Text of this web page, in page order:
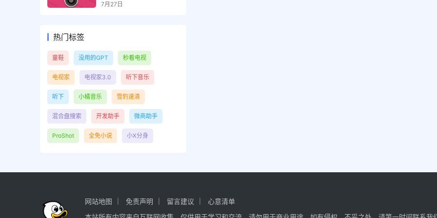
级版
7月27日
热门标签
童鞋 没用的GPT 秒看电视
电视家 电视家3.0 听下音乐
听下 小橘音乐 雪豹速清
混合盘搜索 开发助手 微商助手
ProShot 全免小说 小X分身
网站地图 免责声明 留言建议
心意清单